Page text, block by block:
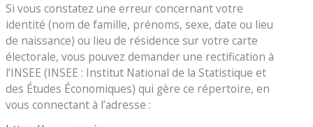
Si vous constatez une erreur concernant votre
identité (nom de famille, prénoms, sexe, date ou lieu
de naissance) ou lieu de résidence sur votre carte
électorale, vous pouvez demander une rectification à
l’INSEE (INSEE : Institut National de la Statistique et
des Études Économiques) qui gère ce répertoire, en
vous connectant à l’adresse :